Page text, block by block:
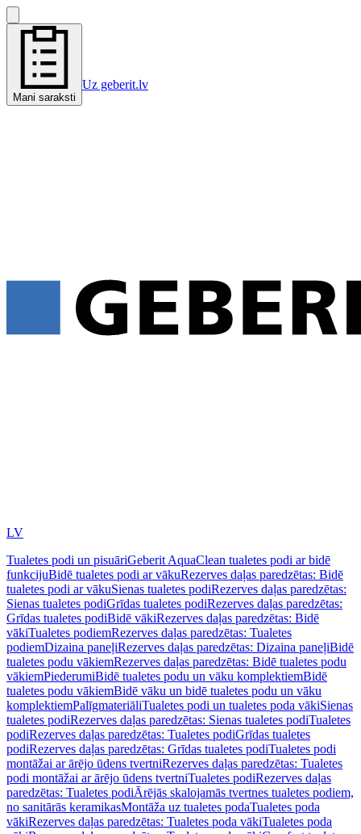
Mani saraksti
Uz geberit.lv
LV
Tualetes podi un pisuāriGeberit AquaClean tualetes podi ar bidē
funkcijuBidē tualetes podi ar vākuRezerves daļas paredzētas: Bidē
tualetes podi ar vākuSienas tualetes podiRezerves daļas paredzētas:
Sienas tualetes podiGrīdas tualetes podiRezerves daļas paredzētas:
Grīdas tualetes podiBidē vākiRezerves daļas paredzētas: Bidē
vākiTualetes podiemRezerves daļas paredzētas: Tualetes
podiemDizaina paneļiRezerves daļas paredzētas: Dizaina paneļiBidē
tualetes podu vākiemRezerves daļas paredzētas: Bidē tualetes podu
vākiemPiederumiBidē tualetes podu un vāku komplektiemBidē
tualetes podu vākiemBidē vāku un bidē tualetes podu un vāku
komplektiemPalīgmateriāliTualetes podi un tualetes poda vākiSienas
tualetes podiRezerves daļas paredzētas: Sienas tualetes podiTualetes
podiRezerves daļas paredzētas: Tualetes podiGrīdas tualetes
podiRezerves daļas paredzētas: Grīdas tualetes podiTualetes podi
montāžai ar ārējo ūdens tvertniRezerves daļas paredzētas: Tualetes
podi montāžai ar ārējo ūdens tvertniTualetes podiRezerves daļas
paredzētas: Tualetes podiĀrējās skalojamās tvertnes tualetes podiem,
no sanitārās keramikasMontāža uz tualetes podaTualetes poda
vākiRezerves daļas paredzētas: Tualetes poda vākiTualetes poda